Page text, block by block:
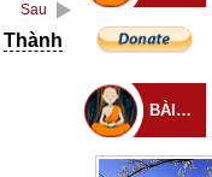
Sau
Thành
BÀI ĐĂNG MỚI